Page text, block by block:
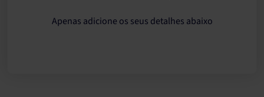
Apenas adicione os seus detalhes abaixo